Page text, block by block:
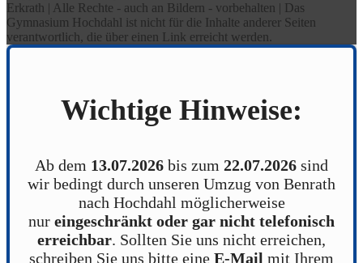
Erkrath | Alle Rechte - auch an Bildern - vorbehalten | Das
Gymnasium Hochdahl ist nicht für die Inhalte anderer Seiten
verantwortlich, die über einen Link erreicht werden.
Wichtige Hinweise:
Ab dem 13.07.2026 bis zum 22.07.2026 sind
wir bedingt durch unseren Umzug von Benrath
nach Hochdahl möglicherweise
nur eingeschränkt oder gar nicht telefonisch
erreichbar. Sollten Sie uns nicht erreichen,
schreiben Sie uns bitte eine E-Mail mit Ihrem